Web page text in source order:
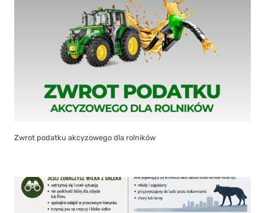
Zwrot podatku akcyzowego dla rolników